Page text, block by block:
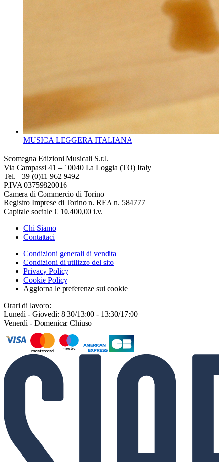
MUSICA LEGGERA ITALIANA
Scomegna Edizioni Musicali S.r.l.
Via Campassi 41 – 10040 La Loggia (TO) Italy
Tel. +39 (0)11 962 9492
P.IVA 03759820016
Camera di Commercio di Torino
Registro Imprese di Torino n. REA n. 584777
Capitale sociale € 10.400,00 i.v.
Chi Siamo
Contattaci
Condizioni generali di vendita
Condizioni di utilizzo del sito
Privacy Policy
Cookie Policy
Aggiorna le preferenze sui cookie
Orari di lavoro:
Lunedì - Giovedì: 8:30/13:00 - 13:30/17:00
Venerdì - Domenica: Chiuso